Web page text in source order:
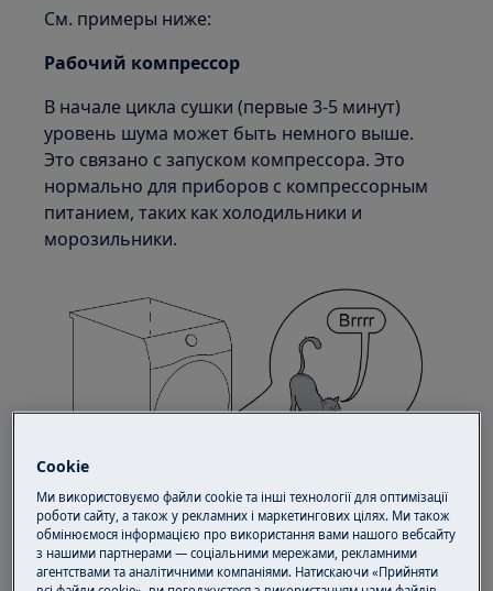
См. примеры ниже:
Рабочий компрессор
В начале цикла сушки (первые 3-5 минут)
уровень шума может быть немного выше.
Это связано с запуском компрессора. Это
нормально для приборов с компрессорным
питанием, таких как холодильники и
морозильники.
Вращающийся барабан
Cookie
Ми використовуємо файли cookie та інші технології для оптимізації
роботи сайту, а також у рекламних і маркетингових цілях. Ми також
обмінюємося інформацією про використання вами нашого вебсайту
з нашими партнерами — соціальними мережами, рекламними
агентствами та аналітичними компаніями. Натискаючи «Прийняти